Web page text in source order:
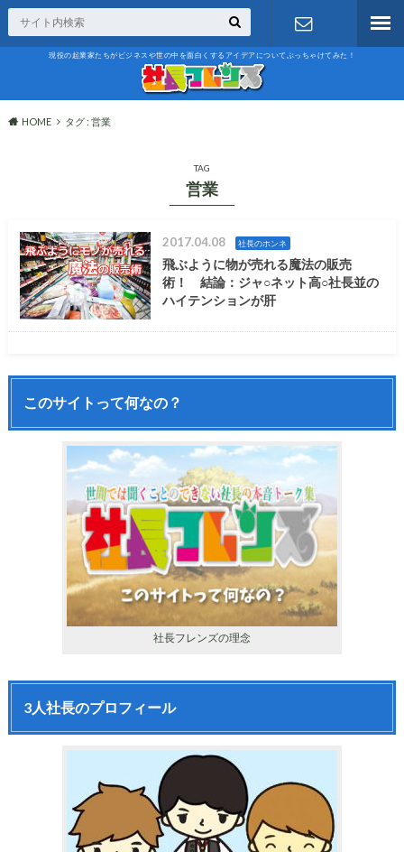
現役の起業家たちがビジネスや世の中を面白くするアイデアについてぶっちゃけてみた！
HOME タグ : 営業
TAG
営業
2017.04.08 社長のホンネ
飛ぶように物が売れる魔法の販売
術！ 結論：ジャ○ネット高○社長並の
ハイテンションが肝
このサイトって何なの？
社長フレンズの理念
3人社長のプロフィール